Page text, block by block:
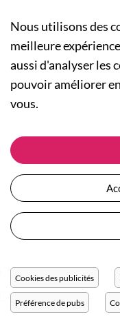
A PROPOS
Qui sommes-
Actualités
Nos
Plan du site
Devenir
NOS
Collection
Collection
Les Totebags
Nos
ASSISTANCE
Suivre ma
Expédition
Retour et
Moyens de
Questions /
Conditions générales de
Protection des données
Réglage des cookies
Nous utilisons des
meilleure
aussi d'analyser les
pouvoir améliorer
vous.
Cookies des publicités
Préférence de pubs